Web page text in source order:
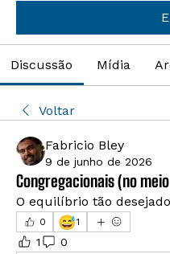
Discussão Mídia
Voltar
Fabricio Bley
9 de junho de 2026
Congregacionais (no
O equilíbrio tão
0 😅1
1 0